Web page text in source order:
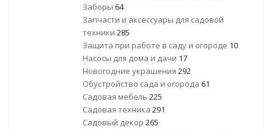
Заборы 64
Запчасти и аксессуары для садовой
техники 285
Защита при работе в саду и огороде 10
Насосы для дома и дачи 17
Новогодние украшения 292
Обустройство сада и огорода 61
Садовая мебель 225
Садовая техника 291
Садовый декор 265